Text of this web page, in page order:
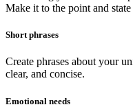
Make it to the point and
Short phrases
Create phrases about your
clear, and concise.
Emotional needs